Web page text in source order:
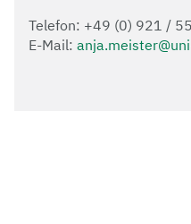
Telefon: +49 (0) 921 /
E-Mail: